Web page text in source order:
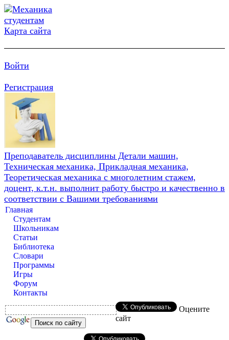
Карта сайта
Войти
Регистрация
Преподаватель дисциплины Детали машин,
Техническая механика, Прикладная механика,
Теоретическая механика с многолетним стажем,
доцент, к.т.н. выполнит работу быстро и качественно в
соответствии с Вашими требованиями
Главная
Студентам
Школьникам
Статьи
Библиотека
Словари
Программы
Игры
Форум
Контакты
Оцените
сайт